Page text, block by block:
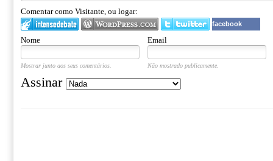
Comentar como Visitante, ou logar:
facebook
Nome Email
Mostrar junto aos seus comentários. Não mostrado publicamente.
Assinar